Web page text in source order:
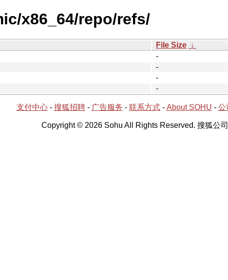
x86_64/repo/refs/
File Size ↓
-
-
-
-
支付中心- 搜狐招聘- 广告服务 - 联系方式- About SOHU - 公
Copyright © 2026 Sohu All Rights Reserved. 搜狐公司